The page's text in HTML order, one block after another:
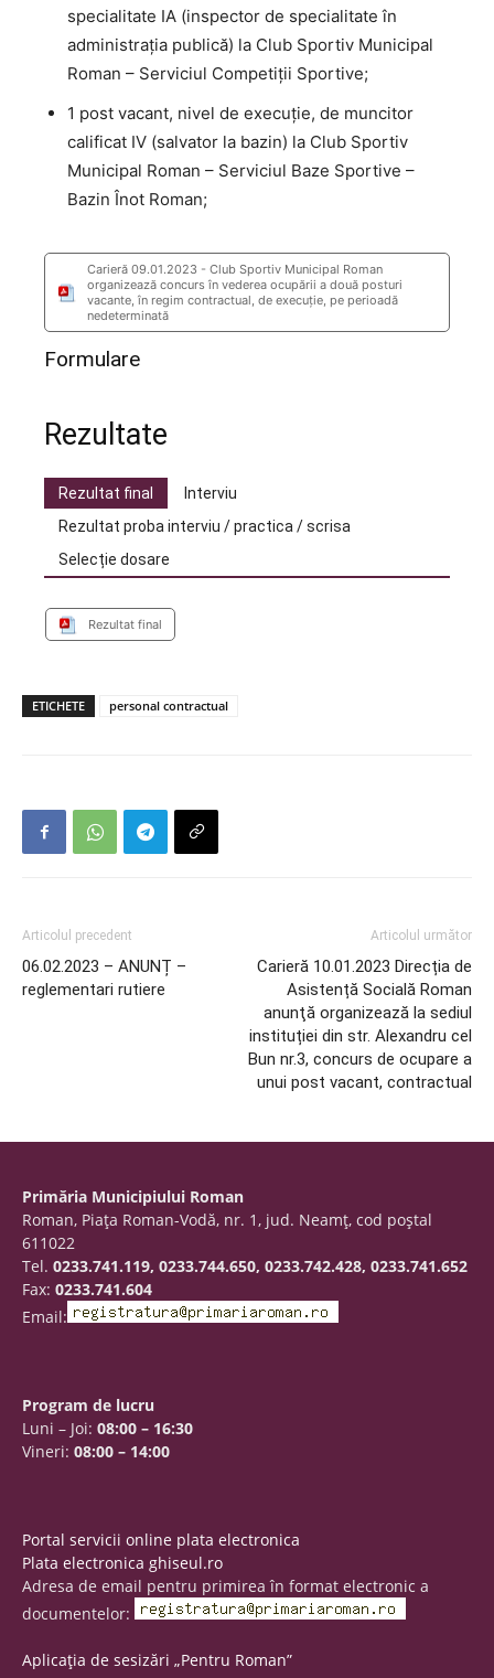
specialitate IA (inspector de specialitate în
administrația publică) la Club Sportiv Municipal
Roman – Serviciul Competiții Sportive;
1 post vacant, nivel de execuție, de muncitor
calificat IV (salvator la bazin) la Club Sportiv
Municipal Roman – Serviciul Baze Sportive –
Bazin Înot Roman;
Carieră 09.01.2023 - Club Sportiv Municipal Roman
organizează concurs în vederea ocupării a două posturi
vacante, în regim contractual, de execuție, pe perioadă
nedeterminată
Formulare
Rezultate
Rezultat final
Interviu
Rezultat proba interviu / practica / scrisa
Selecție dosare
Rezultat final
ETICHETE personal contractual
Articolul precedent
06.02.2023 – ANUNȚ –
reglementari rutiere
Articolul următor
Carieră 10.01.2023 Direcția de
Asistență Socială Roman
anunţă organizează la sediul
instituției din str. Alexandru cel
Bun nr.3, concurs de ocupare a
unui post vacant, contractual
Primăria Municipiului Roman
Roman, Piaţa Roman-Vodă, nr. 1, jud. Neamţ, cod poştal
611022
Tel. 0233.741.119, 0233.744.650, 0233.742.428, 0233.741.652
Fax: 0233.741.604
Email:
Program de lucru
Luni – Joi: 08:00 – 16:30
Vineri: 08:00 – 14:00
Portal servicii online plata electronica
Plata electronica ghiseul.ro
Adresa de email pentru primirea în format electronic a
documentelor:
Aplicația de sesizări „Pentru Roman”